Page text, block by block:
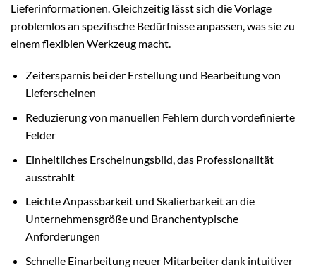
Lieferinformationen. Gleichzeitig lässt sich die Vorlage
problemlos an spezifische Bedürfnisse anpassen, was sie zu
einem flexiblen Werkzeug macht.
Zeitersparnis bei der Erstellung und Bearbeitung von
Lieferscheinen
Reduzierung von manuellen Fehlern durch vordefinierte
Felder
Einheitliches Erscheinungsbild, das Professionalität
ausstrahlt
Leichte Anpassbarkeit und Skalierbarkeit an die
Unternehmensgröße und Branchentypische
Anforderungen
Schnelle Einarbeitung neuer Mitarbeiter dank intuitiver